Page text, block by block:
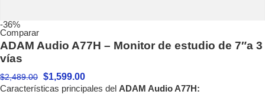
-36%
Comparar
ADAM Audio A77H – Monitor de estudio de 7″a 3
vías
$2,489.00 $1,599.00
Características principales del ADAM Audio A77H: